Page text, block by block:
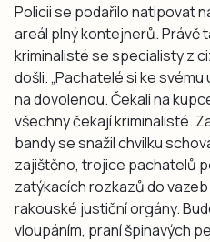
Policii se podařilo natipovat
areál plný kontejnerů. Právě
kriminalisté se specialisty z
došli. „Pachatelé si ke
na dovolenou. Čekali na
všechny čekají kriminalisté.
bandy se snažil chvilku
zajištěno, trojice pachatelů
zatýkacích rozkazů do
rakouské justiční orgány.
vloupáním, praní špinavých